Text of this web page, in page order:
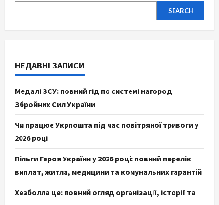
SEARCH
НЕДАВНІ ЗАПИСИ
Медалі ЗСУ: повний гід по системі нагород
Збройних Сил України
Чи працює Укрпошта під час повітряної тривоги у
2026 році
Пільги Героя України у 2026 році: повний перелік
виплат, житла, медицини та комунальних гарантій
Хезболла це: повний огляд організації, історії та